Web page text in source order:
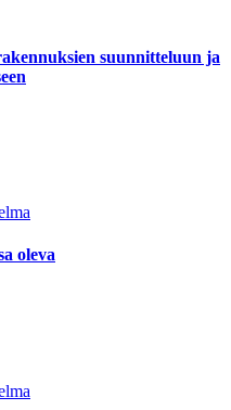
suunnitteluun ja
oleva